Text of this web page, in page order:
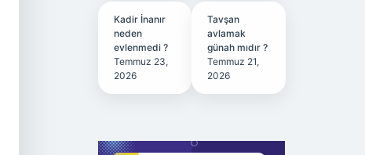
Kadir İnanır
neden
evlenmedi ?
Temmuz 23,
2026
Tavşan
avlamak
günah mıdır ?
Temmuz 21,
2026